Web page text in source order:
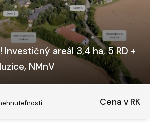
Investičný areál 3,4 ha, 5 RD +
NMnV
Cena v RK